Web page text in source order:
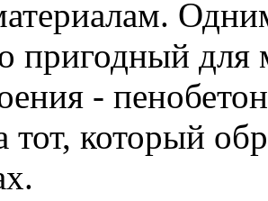
пригодный для
-
который